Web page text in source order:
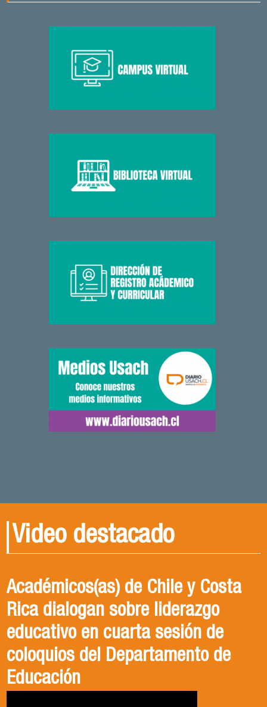
Video destacado
Académicos(as) de Chile y Costa
Rica dialogan sobre liderazgo
educativo en cuarta sesión de
coloquios del Departamento de
Educación